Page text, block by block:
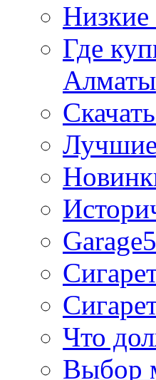
Низкие
Где
Алматы
Что
Выбор